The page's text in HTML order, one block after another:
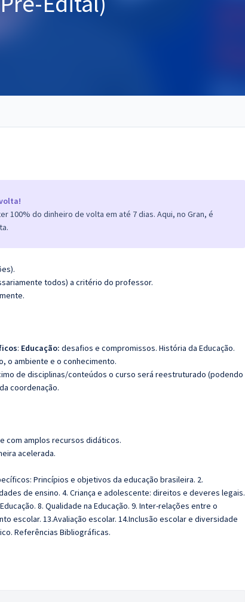
100% do dinheiro de volta em até 7 dias. Aqui, no Gran, é
todos) a critério do professor.
: Educação: desafios e compromissos. História da Educação.
o ambiente e o conhecimento.
de disciplinas/conteúdos o curso será reestruturado (podendo
coordenação.
com amplos recursos didáticos.
acelerada.
Princípios e objetivos da educação brasileira. 2.
de ensino. 4. Criança e adolescente: direitos e deveres legais.
8. Qualidade na Educação. 9. Inter-relações entre o
escolar. 13.Avaliação escolar. 14.Inclusão escolar e diversidade
Referências Bibliográficas.